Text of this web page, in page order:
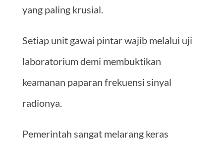
yang paling krusial.
Setiap unit gawai pintar wajib melalui uji
laboratorium demi membuktikan
keamanan paparan frekuensi sinyal
radionya.
Pemerintah sangat melarang keras